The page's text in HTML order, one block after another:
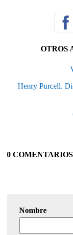
OTROS
Henry Purcell.
0 COMENTARIOS
Nombre